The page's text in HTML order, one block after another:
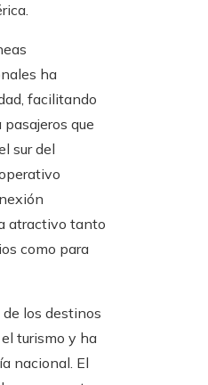
ha
facilitando
que
sur del
atractivo tanto
como para
los destinos
turismo y ha
nacional. El